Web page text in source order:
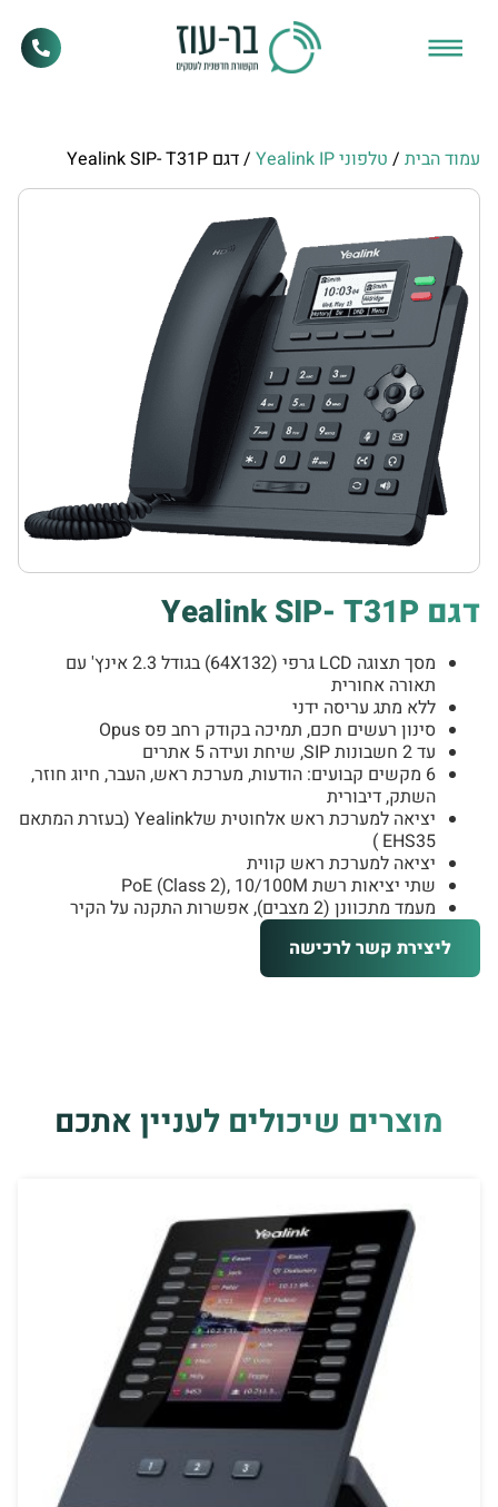
עמוד הבית / טלפוני Yealink IP / דגם Yealink SIP- T31P
דגם Yealink SIP- T31P
מסך תצוגה LCD גרפי (64X132) בגודל 2.3 אינץ' עם
תאורה אחורית
ללא מתג עריסה ידני
סינון רעשים חכם, תמיכה בקודק רחב פס Opus
עד 2 חשבונות SIP, שיחת ועידה 5 אתרים
6 מקשים קבועים: הודעות, מערכת ראש, העבר, חיוג חוזר,
השתק, דיבורית
יציאה למערכת ראש אלחוטית שלYealink (בעזרת המתאם
EHS35 )
יציאה למערכת ראש קווית
שתי יציאות רשת PoE (Class 2), 10/100M
מעמד מתכוונן (2 מצבים), אפשרות התקנה על הקיר
ליצירת קשר לרכישה
מוצרים שיכולים לעניין אתכם